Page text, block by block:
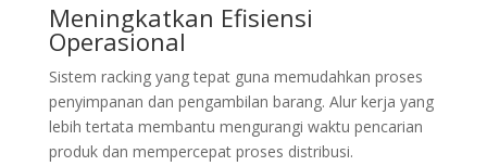
Meningkatkan Efisiensi
Operasional
Sistem racking yang tepat guna memudahkan proses
penyimpanan dan pengambilan barang. Alur kerja yang
lebih tertata membantu mengurangi waktu pencarian
produk dan mempercepat proses distribusi.